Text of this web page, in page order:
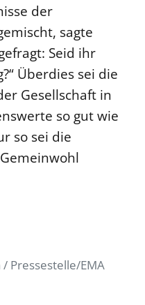
der
sagte
Seid ihr
Überdies sei die
Gesellschaft in
so gut wie
so sei die
Pressestelle/EMA